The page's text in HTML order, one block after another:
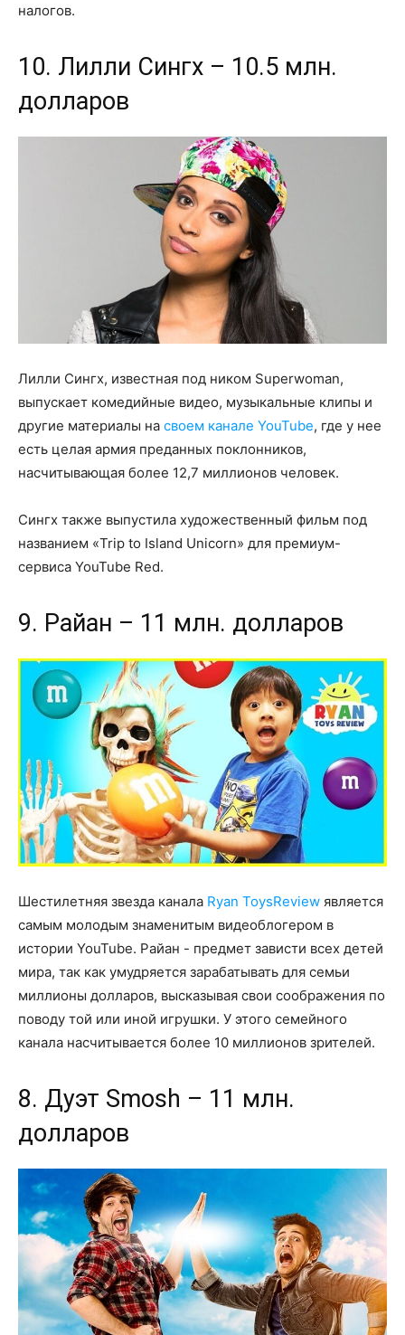
налогов.
10. Лилли Сингх – 10.5 млн.
долларов
Лилли Сингх, известная под ником Superwoman,
выпускает комедийные видео, музыкальные клипы и
другие материалы на своем канале YouTube, где у нее
есть целая армия преданных поклонников,
насчитывающая более 12,7 миллионов человек.
Сингх также выпустила художественный фильм под
названием «Trip to Island Unicorn» для премиум-
сервиса YouTube Red.
9. Райан – 11 млн. долларов
Шестилетняя звезда канала Ryan ToysReview является
самым молодым знаменитым видеоблогером в
истории YouTube. Райан - предмет зависти всех детей
мира, так как умудряется зарабатывать для семьи
миллионы долларов, высказывая свои соображения по
поводу той или иной игрушки. У этого семейного
канала насчитывается более 10 миллионов зрителей.
8. Дуэт Smosh – 11 млн.
долларов